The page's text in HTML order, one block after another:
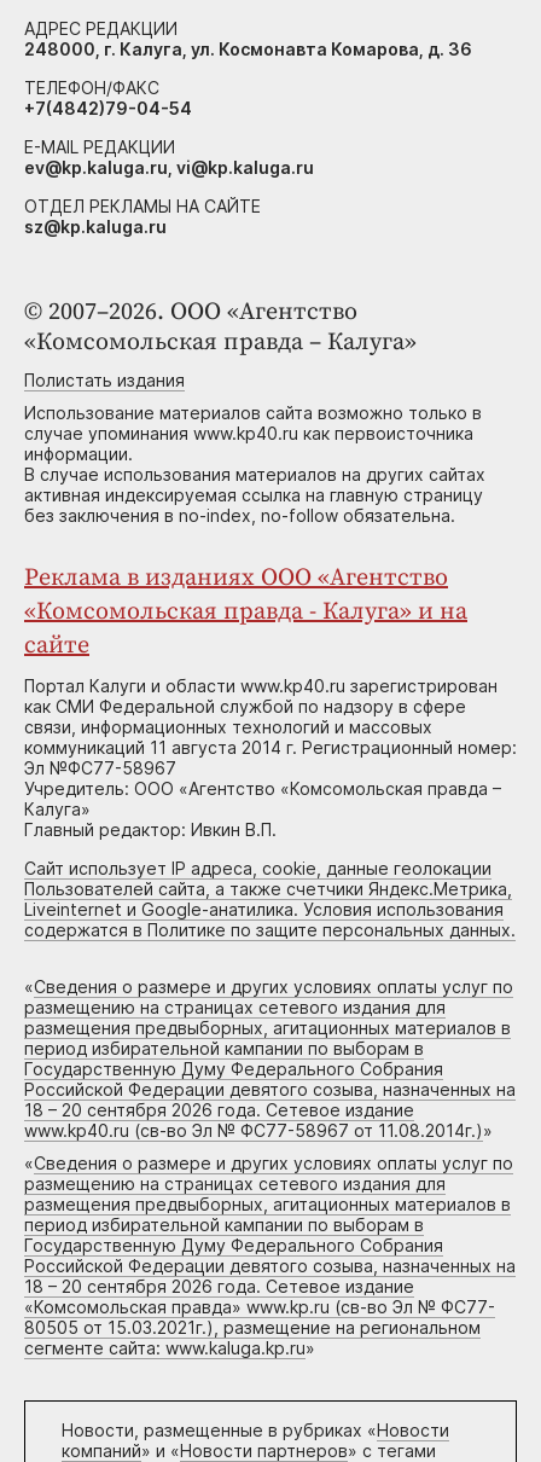
© 2007–2026. ООО «Агентство
«Комсомольская правда – Калуга»
Полистать издания
Использование материалов сайта возможно только в
случае упоминания www.kp40.ru как первоисточника
информации.
В случае использования материалов на других сайтах
активная индексируемая ссылка на главную страницу
без заключения в no-index, no-follow обязательна.
Реклама в изданиях ООО «Агентство
«Комсомольская правда - Калуга» и на
сайте
Портал Калуги и области www.kp40.ru зарегистрирован
как СМИ Федеральной службой по надзору в сфере
связи, информационных технологий и массовых
коммуникаций 11 августа 2014 г. Регистрационный номер:
Эл №ФС77-58967
Учредитель: ООО «Агентство «Комсомольская правда –
Калуга»
Главный редактор: Ивкин В.П.
Сайт использует IP адреса, cookie, данные геолокации
Пользователей сайта, а также счетчики Яндекс.Метрика,
Liveinternet и Google-анатилика. Условия использования
содержатся в Политике по защите персональных данных.
«Сведения о размере и других условиях оплаты услуг по
размещению на страницах сетевого издания для
размещения предвыборных, агитационных материалов в
период избирательной кампании по выборам в
Государственную Думу Федерального Собрания
Российской Федерации девятого созыва, назначенных на
18 – 20 сентября 2026 года. Сетевое издание
www.kp40.ru (св-во Эл № ФС77-58967 от 11.08.2014г.)»
«Сведения о размере и других условиях оплаты услуг по
размещению на страницах сетевого издания для
размещения предвыборных, агитационных материалов в
период избирательной кампании по выборам в
Государственную Думу Федерального Собрания
Российской Федерации девятого созыва, назначенных на
18 – 20 сентября 2026 года. Сетевое издание
«Комсомольская правда» www.kp.ru (св-во Эл № ФС77-
80505 от 15.03.2021г.), размещение на региональном
сегменте сайта: www.kaluga.kp.ru»
Новости, размещенные в рубриках «Новости
компаний» и «Новости партнеров» с тегами
АДРЕС РЕДАКЦИИ
248000, г. Калуга, ул. Космонавта Комарова, д. 36
ТЕЛЕФОН/ФАКС
+7(4842)79-04-54
E-MAIL РЕДАКЦИИ
ev@kp.kaluga.ru, vi@kp.kaluga.ru
ОТДЕЛ РЕКЛАМЫ НА САЙТЕ
sz@kp.kaluga.ru